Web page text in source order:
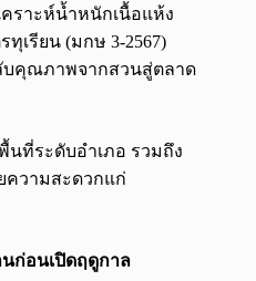
คราะห์น้ำหนักเนื้อแห้ง
เรียน (มกษ 3-2567)
บคุณภาพจากสวนสู่ตลาด
นที่ระดับอำเภอ รวมถึง
ความสะดวกแก่
ก่อนเปิดฤดูกาล